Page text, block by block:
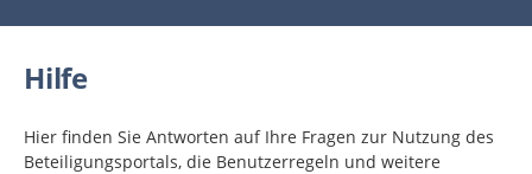
Hilfe
Hier finden Sie Antworten auf Ihre Fragen zur Nutzung des
Beteiligungsportals, die Benutzerregeln und weitere